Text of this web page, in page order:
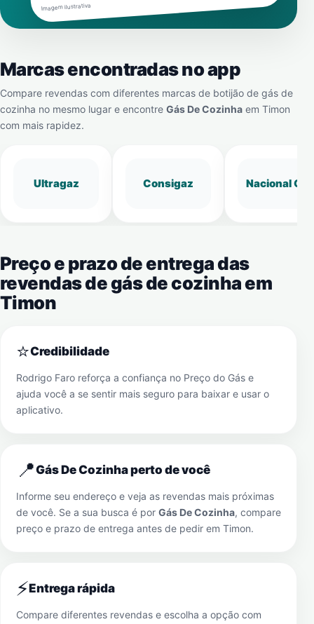
Imagem ilustrativa
Marcas encontradas no app
Compare revendas com diferentes marcas de botijão de gás de
cozinha no mesmo lugar e encontre Gás De Cozinha em Timon
com mais rapidez.
Ultragaz Consigaz Nacional Gás
Preço e prazo de entrega das
revendas de gás de cozinha em
Timon
⭐Credibilidade
Rodrigo Faro reforça a confiança no Preço do Gás e
ajuda você a se sentir mais seguro para baixar e usar o
aplicativo.
📍Gás De Cozinha perto de você
Informe seu endereço e veja as revendas mais próximas
de você. Se a sua busca é por Gás De Cozinha, compare
preço e prazo de entrega antes de pedir em Timon.
⚡Entrega rápida
Compare diferentes revendas e escolha a opção com